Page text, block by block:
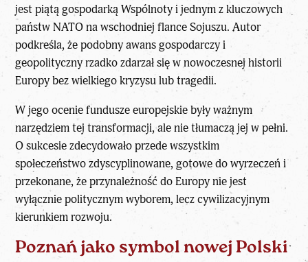
jest piątą gospodarką Wspólnoty i jednym z kluczowych
państw NATO na wschodniej flance Sojuszu. Autor
podkreśla, że podobny awans gospodarczy i
geopolityczny rzadko zdarzał się w nowoczesnej historii
Europy bez wielkiego kryzysu lub tragedii.
W jego ocenie fundusze europejskie były ważnym
narzędziem tej transformacji, ale nie tłumaczą jej w pełni.
O sukcesie zdecydowało przede wszystkim
społeczeństwo zdyscyplinowane, gotowe do wyrzeczeń i
przekonane, że przynależność do Europy nie jest
wyłącznie politycznym wyborem, lecz cywilizacyjnym
kierunkiem rozwoju.
Poznań jako symbol nowej Polski